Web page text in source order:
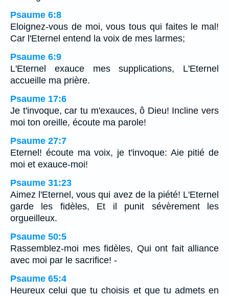
Psaume 6:8
Eloignez-vous de moi, vous tous qui faites le mal!
Car l'Eternel entend la voix de mes larmes;
Psaume 6:9
L'Eternel exauce mes supplications, L'Eternel
accueille ma prière.
Psaume 17:6
Je t'invoque, car tu m'exauces, ô Dieu! Incline vers
moi ton oreille, écoute ma parole!
Psaume 27:7
Eternel! écoute ma voix, je t'invoque: Aie pitié de
moi et exauce-moi!
Psaume 31:23
Aimez l'Eternel, vous qui avez de la piété! L'Eternel
garde les fidèles, Et il punit sévèrement les
orgueilleux.
Psaume 50:5
Rassemblez-moi mes fidèles, Qui ont fait alliance
avec moi par le sacrifice! -
Psaume 65:4
Heureux celui que tu choisis et que tu admets en